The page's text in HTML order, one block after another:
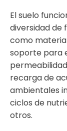
El suelo
diversidad de
como
soporte para
recarga de
ambientales
ciclos de
otros.